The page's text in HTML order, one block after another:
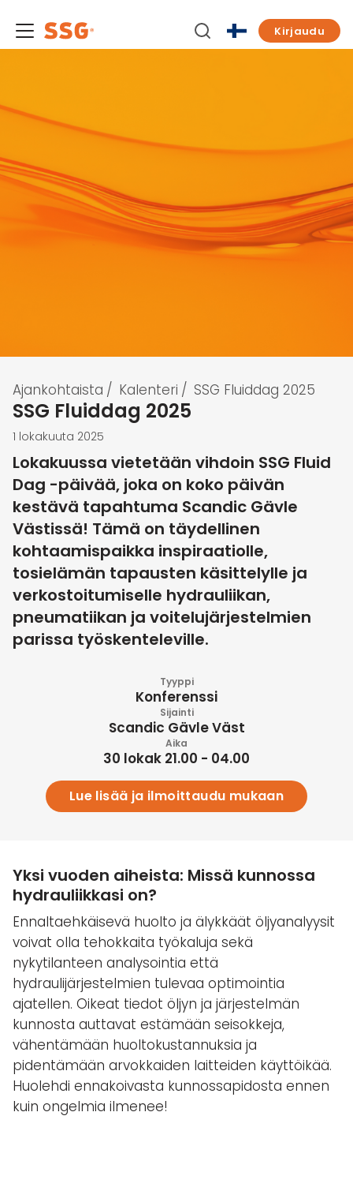
Kirjaudu
Ajankohtaista / Kalenteri / SSG Fluiddag 2025
SSG Fluiddag 2025
1 lokakuuta 2025
Lokakuussa vietetään vihdoin SSG Fluid
Dag -päivää, joka on koko päivän
kestävä tapahtuma Scandic Gävle
Västissä! Tämä on täydellinen
kohtaamispaikka inspiraatiolle,
tosielämän tapausten käsittelylle ja
verkostoitumiselle hydrauliikan,
pneumatiikan ja voitelujärjestelmien
parissa työskenteleville.
Tyyppi
Konferenssi
Sijainti
Scandic Gävle Väst
Aika
30 lokak 21.00 - 04.00
Lue lisää ja ilmoittaudu mukaan
Yksi vuoden aiheista: Missä kunnossa
hydrauliikkasi on?
Ennaltaehkäisevä huolto ja älykkäät öljyanalyysit
voivat olla tehokkaita työkaluja sekä
nykytilanteen analysointia että
hydraulijärjestelmien tulevaa optimointia
ajatellen. Oikeat tiedot öljyn ja järjestelmän
kunnosta auttavat estämään seisokkeja,
vähentämään huoltokustannuksia ja
pidentämään arvokkaiden laitteiden käyttöikää.
Huolehdi ennakoivasta kunnossapidosta ennen
kuin ongelmia ilmenee!